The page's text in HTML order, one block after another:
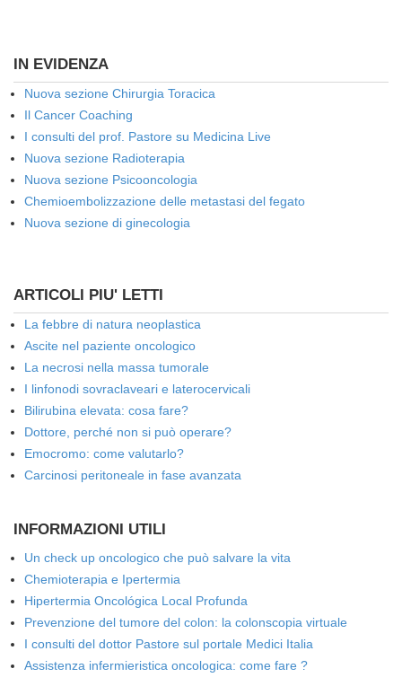
IN EVIDENZA
Nuova sezione Chirurgia Toracica
Il Cancer Coaching
I consulti del prof. Pastore su Medicina Live
Nuova sezione Radioterapia
Nuova sezione Psicooncologia
Chemioembolizzazione delle metastasi del fegato
Nuova sezione di ginecologia
ARTICOLI PIU' LETTI
La febbre di natura neoplastica
Ascite nel paziente oncologico
La necrosi nella massa tumorale
I linfonodi sovraclaveari e laterocervicali
Bilirubina elevata: cosa fare?
Dottore, perché non si può operare?
Emocromo: come valutarlo?
Carcinosi peritoneale in fase avanzata
INFORMAZIONI UTILI
Un check up oncologico che può salvare la vita
Chemioterapia e Ipertermia
Hipertermia Oncológica Local Profunda
Prevenzione del tumore del colon: la colonscopia virtuale
I consulti del dottor Pastore sul portale Medici Italia
Assistenza infermieristica oncologica: come fare ?